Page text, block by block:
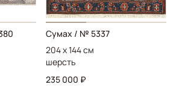
Сумах / № 5337
204 x 144 см
шерсть
235 000 ₽